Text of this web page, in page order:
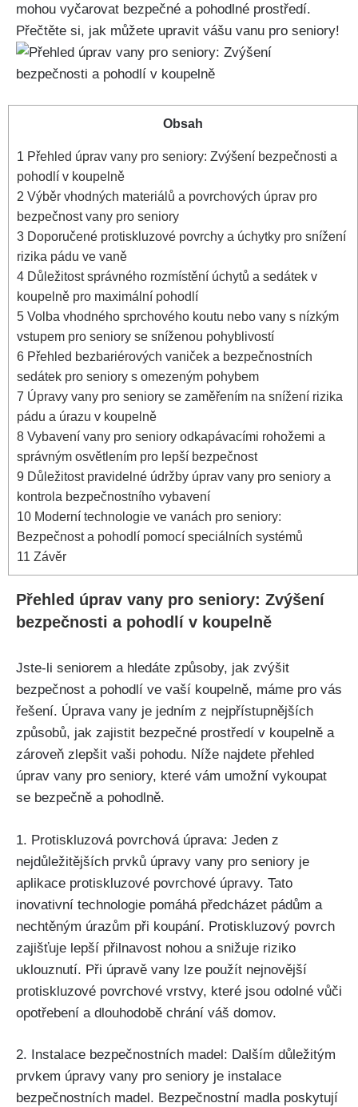
mohou vyčarovat bezpečné a pohodlné prostředí.
Přečtěte si, jak můžete upravit vášu vanu pro seniory!
Obsah
1 Přehled úprav vany pro seniory: Zvýšení bezpečnosti a
pohodlí v koupelně
2 Výběr vhodných materiálů a povrchových úprav pro
bezpečnost vany pro seniory
3 Doporučené protiskluzové povrchy a úchytky pro snížení
rizika pádu ve vaně
4 Důležitost správného rozmístění úchytů a sedátek v
koupelně pro maximální pohodlí
5 Volba vhodného sprchového koutu nebo vany s nízkým
vstupem pro seniory se sníženou pohyblivostí
6 Přehled bezbariérových vaniček a bezpečnostních
sedátek pro seniory s omezeným pohybem
7 Úpravy vany pro seniory se zaměřením na snížení rizika
pádu a úrazu v koupelně
8 Vybavení vany pro seniory odkapávacími rohožemi a
správným osvětlením pro lepší bezpečnost
9 Důležitost pravidelné údržby úprav vany pro seniory a
kontrola bezpečnostního vybavení
10 Moderní technologie ve vanách pro seniory:
Bezpečnost a pohodlí pomocí speciálních systémů
11 Závěr
Přehled úprav vany pro seniory: Zvýšení
bezpečnosti a pohodlí v koupelně
Jste-li seniorem a hledáte způsoby, jak zvýšit
bezpečnost a pohodlí ve vaší koupelně, máme pro vás
řešení. Úprava vany je jedním z nejpřístupnějších
způsobů, jak zajistit bezpečné prostředí v koupelně a
zároveň zlepšit vaši pohodu. Níže najdete přehled
úprav vany pro seniory, které vám umožní vykoupat
se bezpečně a pohodlně.
1. Protiskluzová povrchová úprava: Jeden z
nejdůležitějších prvků úpravy vany pro seniory je
aplikace protiskluzové povrchové úpravy. Tato
inovativní technologie pomáhá předcházet pádům a
nechtěným úrazům při koupání. Protiskluzový povrch
zajišťuje lepší přilnavost nohou a snižuje riziko
uklouznutí. Při úpravě vany lze použít nejnovější
protiskluzové povrchové vrstvy, které jsou odolné vůči
opotřebení a dlouhodobě chrání váš domov.
2. Instalace bezpečnostních madel: Dalším důležitým
prvkem úpravy vany pro seniory je instalace
bezpečnostních madel. Bezpečnostní madla poskytují